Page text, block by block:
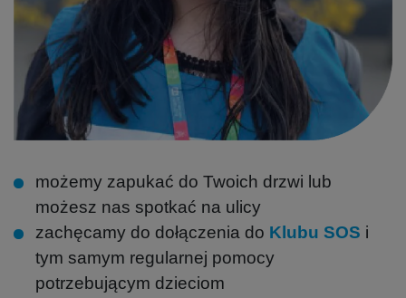
możemy zapukać do Twoich drzwi lub
możesz nas spotkać na ulicy
zachęcamy do dołączenia do Klubu SOS i
tym samym regularnej pomocy
potrzebującym dzieciom